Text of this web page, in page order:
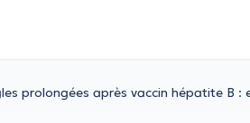
prolongées après vaccin hépatite B :